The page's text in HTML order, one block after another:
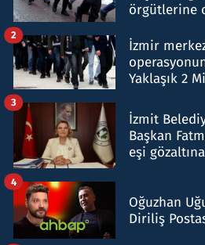
örgütlerine
İzmir
Yaklaşık 2
2
İzmit
Başkan
eşi
3
Oğuzhan
Diriliş
4